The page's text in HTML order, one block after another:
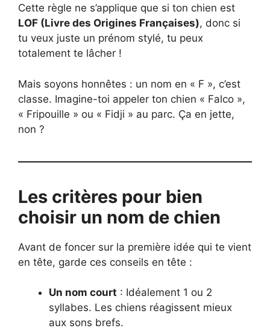
Cette règle ne s’applique que si ton chien est
LOF (Livre des Origines Françaises), donc si
tu veux juste un prénom stylé, tu peux
totalement te lâcher !
Mais soyons honnêtes : un nom en « F », c’est
classe. Imagine-toi appeler ton chien « Falco »,
« Fripouille » ou « Fidji » au parc. Ça en jette,
non ?
Les critères pour bien
choisir un nom de chien
Avant de foncer sur la première idée qui te vient
en tête, garde ces conseils en tête :
Un nom court : Idéalement 1 ou 2
syllabes. Les chiens réagissent mieux
aux sons brefs.